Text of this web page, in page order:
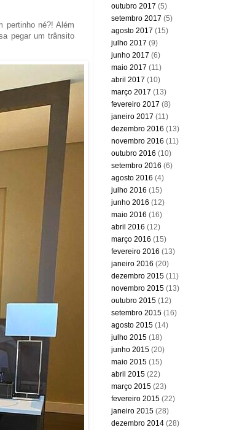
pertinho né?! Além
pegar um trânsito
outubro 2017 (5)
setembro 2017 (5)
agosto 2017 (15)
julho 2017 (9)
junho 2017 (6)
maio 2017 (11)
abril 2017 (10)
março 2017 (13)
fevereiro 2017 (8)
janeiro 2017 (11)
dezembro 2016 (13)
novembro 2016 (11)
outubro 2016 (10)
setembro 2016 (6)
agosto 2016 (4)
julho 2016 (15)
junho 2016 (12)
maio 2016 (16)
abril 2016 (12)
março 2016 (15)
fevereiro 2016 (13)
janeiro 2016 (20)
dezembro 2015 (11)
novembro 2015 (13)
outubro 2015 (12)
setembro 2015 (16)
agosto 2015 (14)
julho 2015 (18)
junho 2015 (20)
maio 2015 (15)
abril 2015 (22)
março 2015 (23)
fevereiro 2015 (22)
janeiro 2015 (28)
dezembro 2014 (28)